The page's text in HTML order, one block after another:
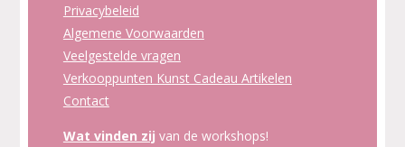
Privacybeleid
Algemene Voorwaarden
Veelgestelde vragen
Verkooppunten Kunst Cadeau Artikelen
Contact
Wat vinden zij van de workshops!